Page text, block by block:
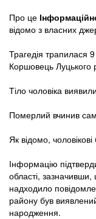
Про це
відомо з власних
Трагедія трапилася
Коршовець Луцького
Тіло чоловіка
Померлий вчинив
Як відомо,
Інформацію
області,
надходило
району був
народження.